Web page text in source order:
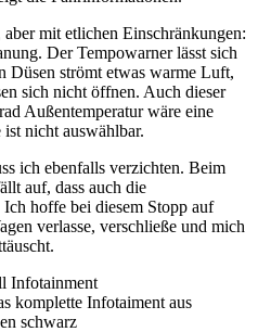
mit etlichen Einschränkungen:
Der Tempowarner lässt sich
Düsen strömt etwas warme Luft,
sich nicht öffnen. Auch dieser
Außentemperatur wäre eine
nicht auswählbar.
ich ebenfalls verzichten. Beim
auf, dass auch die
hoffe bei diesem Stopp auf
verlasse, verschließe und mich
komplette Infotaiment aus
schwarz